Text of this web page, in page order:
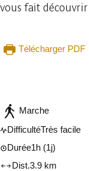
vous fait
Télécharger PDF
Marche
DifficultéTrès facile
Durée1h (1j)
Dist.3.9 km